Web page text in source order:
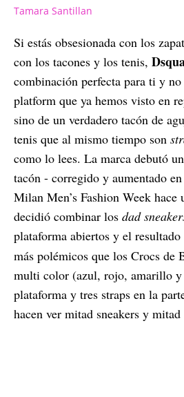
Tamara Santillan
Si estás obsesionada con los
con los tacones y los tenis,
combinación perfecta para ti y
platform que ya hemos visto en
sino de un verdadero tacón de
tenis que al mismo tiempo son
como lo lees. La marca debutó
tacón - corregido y aumentado
Milan Men’s Fashion Week hace
decidió combinar los dad
plataforma abiertos y el resultado
más polémicos que los Crocs de
multi color (azul, rojo, amarillo y
plataforma y tres straps en la
hacen ver mitad sneakers y mitad